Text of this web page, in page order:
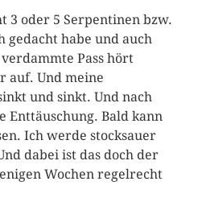
3 oder 5 Serpentinen bzw.
gedacht habe und auch
Pass hört
auf. Und meine
und sinkt. Und nach
Enttäuschung. Bald kann
Ich werde stocksauer
dabei ist das doch der
Wochen regelrecht